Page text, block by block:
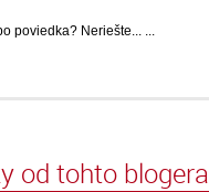
poviedka? Neriešte... ...
od tohto blogera